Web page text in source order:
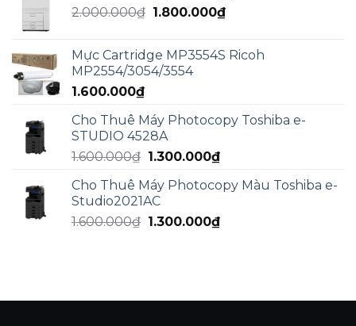
2.000.000₫ Giá
2.000.000₫.
1.800.000₫Giá
là:
Mực Cartridge MP3554S Ricoh
MP2554/3054/3554
1.600.000₫
Cho Thuê Máy Photocopy Toshiba e-
STUDIO 4528A
1.600.000₫ Giá
là:
1.600.000₫.
1.300.000₫Giá
tại
1.300.000₫.
Cho Thuê Máy Photocopy Màu Toshiba e-
Studio2021AC
1.600.000₫ Giá
1.300.000₫Giá